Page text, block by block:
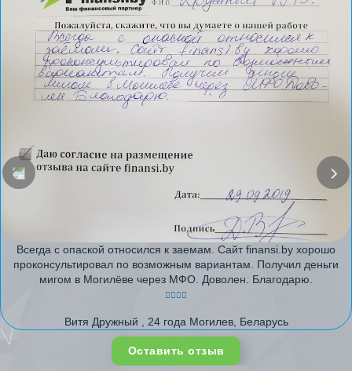
Всегда с опаской относился к заемам. Сайт finansi.by хорошо
проконсультировал по возможным вариантам. Получил деньги
мигом в Могилёве через МФО. Доволен. Благодарю.
Витя Дружный , 24 года Могилев, Беларусь
Оставить отзыв